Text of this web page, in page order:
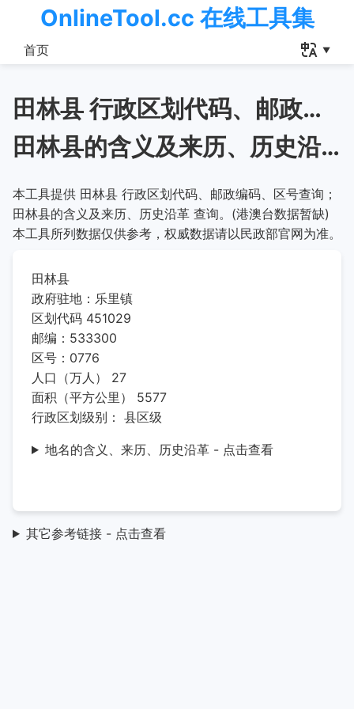
OnlineTool.cc 在线工具集
首页
田林县 行政区划代码、邮政编码、区号查询
田林县的含义及来历、历史沿革
本工具提供 田林县 行政区划代码、邮政编码、区号查询；
田林县的含义及来历、历史沿革 查询。(港澳台数据暂缺)
本工具所列数据仅供参考，权威数据请以民政部官网为准。
田林县
政府驻地：乐里镇
区划代码 451029
邮编：533300
区号：0776
人口（万人） 27
面积（平方公里） 5577
行政区划级别： 县区级
地名的含义、来历、历史沿革 - 点击查看
其它参考链接 - 点击查看